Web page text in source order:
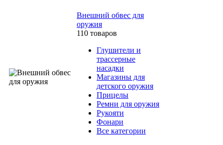
Внешний обвес для
оружия
110 товаров
Глушители и
трассерные
насадки
Магазины для
детского оружия
Прицелы
Ремни для оружия
Рукояти
Фонари
Все категории